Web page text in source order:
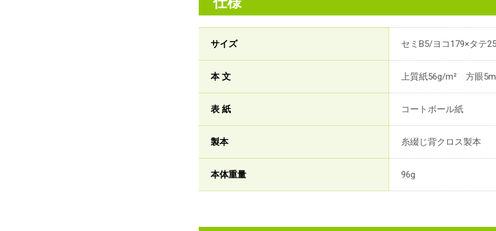
サイズ セミB5/ヨコ179×タテ
本 文 上質紙56g/m² 方眼
表 紙 コートボール紙
製本 糸綴じ背クロス製本
本体重量 96g